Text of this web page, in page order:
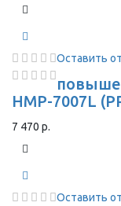
Оставить
HMP-7007L
7 470 р.
Оставить